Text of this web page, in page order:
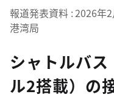
報道発表資料 2026年
港湾局
シャトルバ
ル2搭載）の